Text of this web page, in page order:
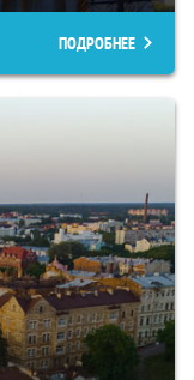
ПОДРОБНЕЕ